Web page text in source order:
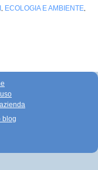
ECOLOGIA E AMBIENTE
blog